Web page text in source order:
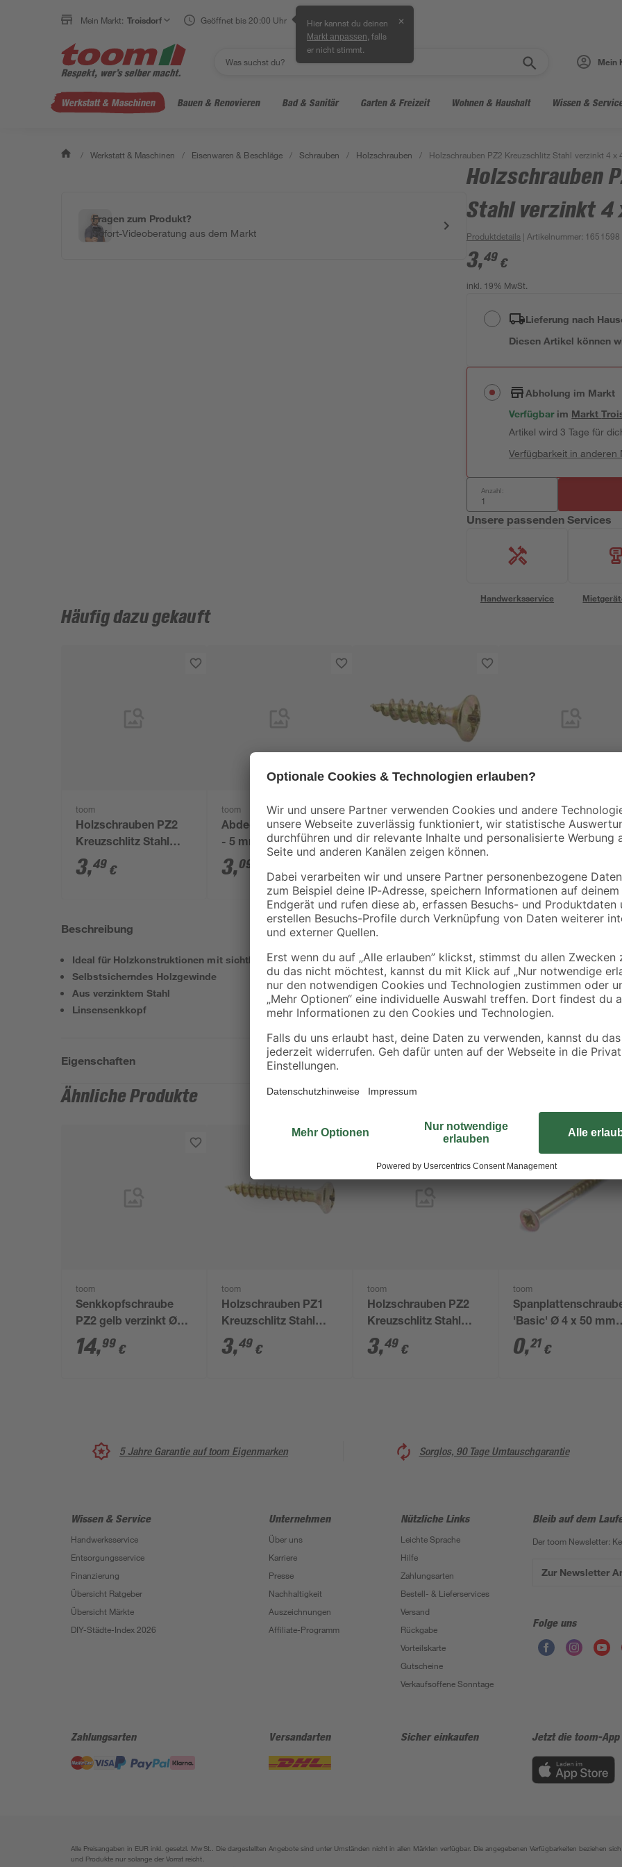
Mein Markt: Troisdorf Geöffnet bis 20:00 Uhr Hier kannst du deinen
Markt anpassen , falls
er nicht stimmt.
✕
Mein
Werkstatt & Maschinen Bauen & Renovieren Bad & Sanitär Garten & Freizeit Wohnen & Haushalt Wissen &
/ Werkstatt & Maschinen / Eisenwaren & Beschläge / Schrauben / Holzschrauben / Holzschrauben PZ2 Kreuzschlitz Stahl verzinkt 4 x
Fragen zum Produkt?
Sofort-Videoberatung aus dem Markt
Holzschrauben
Stahl verzinkt 4
Produktdetails | Artikelnummer: 1651598
3,49 €
inkl. 19% MwSt.
Lieferung nach
Diesen Artikel können
Abholung im Markt
Verfügbar im Markt
Artikel wird 3 Tage für
Verfügbarkeit in anderen
Anzahl:
Unsere passenden Services
Handwerksservice
Häufig dazu gekauft
toom
Holzschrauben PZ2
Kreuzschlitz Stahl
verzinkt 4 x 30 mm 12
Stück
3,49 €
toom
Abdeckkappen PZ 3,5
- 5 mm 30 Stück
3,09
toom
Holzschrauben PZ2
Kreuzschlitz Stahl
verzinkt 4 x 20 mm 15
Stück
3, €
toom
Holzschrauben PZ2
Kreuzschlitz Stahl
14 Stück
3,
Beschreibung
Ideal für Holzkonstruktionen mit sichtbaren Verschraubungen
Selbstsicherndes Holzgewinde
Aus verzinktem Stahl
Linsensenkkopf
Die Holzschrauben von unserer
Verschraubungen an diversen
Dank der gelben Verzinkung sind
Einflüssen geschützt, was für
Schraubendreher bzw. Bit mit PZ-
Eigenschaften
Ähnliche Produkte
toom
Senkkopfschraube
PZ2 gelb verzinkt Ø
3,5 x 35 mm 300
Stück
14,99 €
toom
Holzschrauben PZ1
Kreuzschlitz Stahl
verzinkt 3 x 20 mm 23
Stück
3,49 €
toom
Holzschrauben PZ2
Kreuzschlitz Stahl
verzinkt 3,5 x 30 mm
14 Stück
3,49 €
toom
'Basic' Ø 4 x 50 mm
PZ
0,21 €
5 Jahre Garantie auf toom Eigenmarken Sorglos, 90 Tage Umtauschgarantie
Wissen & Service
Handwerksservice
Entsorgungsservice
Finanzierung
Übersicht Ratgeber
Übersicht Märkte
DIY-Städte-Index 2026
Unternehmen
Über uns
Karriere
Presse
Nachhaltigkeit
Auszeichnungen
Affiliate-Programm
Nützliche Links
Leichte Sprache
Hilfe
Zahlungsarten
Bestell- & Lieferservices
Versand
Rückgabe
Vorteilskarte
Gutscheine
Verkaufsoffene Sonntage
Bleib auf dem
Der toom Newsletter:
Zur Newsletter
Folge uns
Zahlungsarten Versandarten Sicher einkaufen Jetzt die toom-
Alle Preisangaben in EUR inkl. gesetzl. MwSt.. Die dargestellten Angebote sind unter Umständen nicht in allen Märkten verfügbar. Die angegebenen Verfügbarkeiten beziehen
und Produkte nur solange der Vorrat reicht.